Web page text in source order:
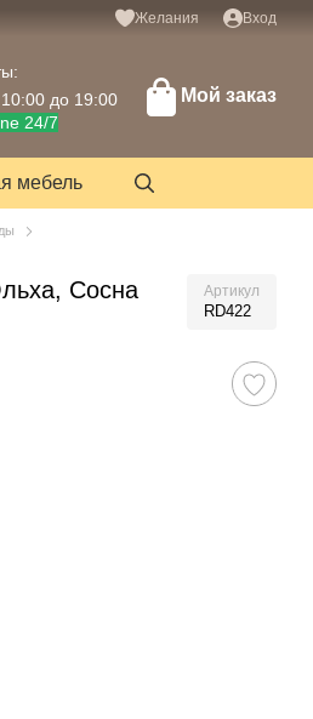
Желания Вход
до 19:00
24/7
Мой заказ
мебель
Сосна Артикул
RD422